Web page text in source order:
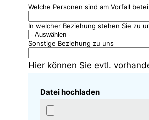
Welche Personen sind am Vorfall
In welcher Beziehung stehen Sie zu
Sonstige Beziehung zu uns
Hier können Sie evtl.
Datei hochladen